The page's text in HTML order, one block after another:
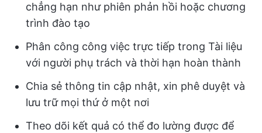
chẳng hạn như phiên phản hồi hoặc chương
trình đào tạo
Phân công công việc trực tiếp trong Tài liệu
với người phụ trách và thời hạn hoàn thành
Chia sẻ thông tin cập nhật, xin phê duyệt và
lưu trữ mọi thứ ở một nơi
Theo dõi kết quả có thể đo lường được để